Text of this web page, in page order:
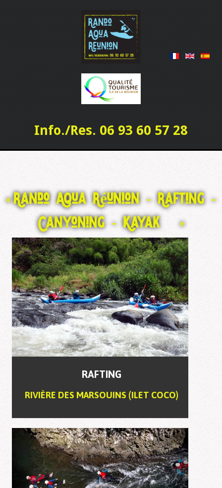
Info./Res. 06 93 60 57 28
(Rando Aqua Réunion - Rafting -
Canyoning - Kayak
)
RAFTING
RIVIÈRE DES MARSOUINS (ILET COCO)